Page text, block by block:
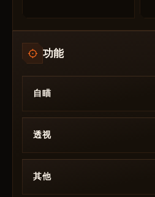
功能
自瞄
启用
可见性检查
目标线
流动
透视
可见性检查
距离
盟友检查
其他